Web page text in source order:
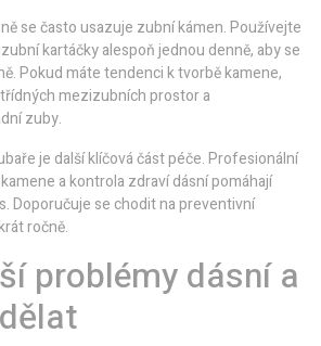
se často usazuje zubní kámen. Používejte
kartáčky alespoň jednou denně, aby se
Pokud máte tendenci k tvorbě kamene,
mezizubních prostor a
zuby.
je další klíčová část péče. Profesionální
a kontrola zdraví dásní pomáhají
Doporučuje se chodit na preventivní
ročně.
problémy dásní a